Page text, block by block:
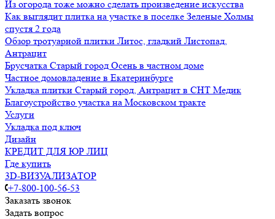
Из огорода тоже можно сделать произведение искусства
Как выглядит плитка на участке в поселке Зеленые Холмы
спустя 2 года
Обзор тротуарной плитки Литос, гладкий Листопад,
Антрацит
Брусчатка Старый город Осень в частном доме
Частное домовладение в Екатеринбурге
Укладка плитки Старый город, Антрацит в СНТ Медик
Благоустройство участка на Московском тракте
Услуги
Укладка под ключ
Дизайн
КРЕДИТ ДЛЯ ЮР ЛИЦ
Где купить
3D-ВИЗУАЛИЗАТОР
+7-800-100-56-53
Заказать звонок
Задать вопрос